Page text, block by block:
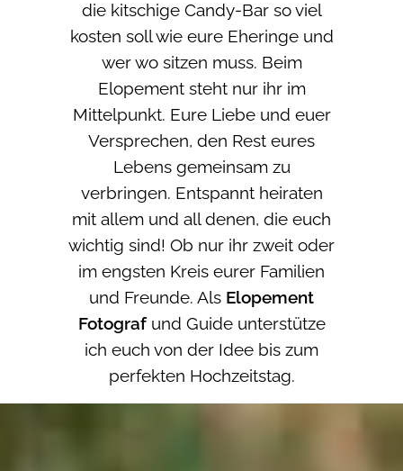
die kitschige Candy-Bar so viel
kosten soll wie eure Eheringe und
wer wo sitzen muss. Beim
Elopement steht nur ihr im
Mittelpunkt. Eure Liebe und euer
Versprechen, den Rest eures
Lebens gemeinsam zu
verbringen. Entspannt heiraten
mit allem und all denen, die euch
wichtig sind! Ob nur ihr zweit oder
im engsten Kreis eurer Familien
und Freunde. Als Elopement
Fotografund Guide unterstütze
ich euch von der Idee bis zum
perfekten Hochzeitstag.